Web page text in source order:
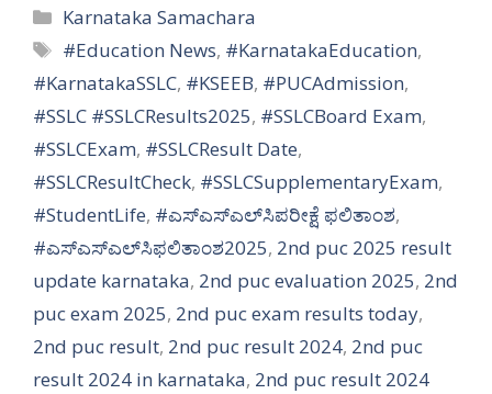
Categories
Karnataka Samachara
Tags
#Education News, #KarnatakaEducation,
#KarnatakaSSLC, #KSEEB, #PUCAdmission,
#SSLC #SSLCResults2025, #SSLCBoard Exam,
#SSLCExam, #SSLCResult Date,
#SSLCResultCheck, #SSLCSupplementaryExam,
#StudentLife, #ಎಸ್‌ಎಸ್‌ಎಲ್‌ಸಿಪರೀಕ್ಷೆ ಫಲಿತಾಂಶ,
#ಎಸ್‌ಎಸ್‌ಎಲ್‌ಸಿಫಲಿತಾಂಶ2025, 2nd puc 2025 result
update karnataka, 2nd puc evaluation 2025, 2nd
puc exam 2025, 2nd puc exam results today,
2nd puc result, 2nd puc result 2024, 2nd puc
result 2024 in karnataka, 2nd puc result 2024